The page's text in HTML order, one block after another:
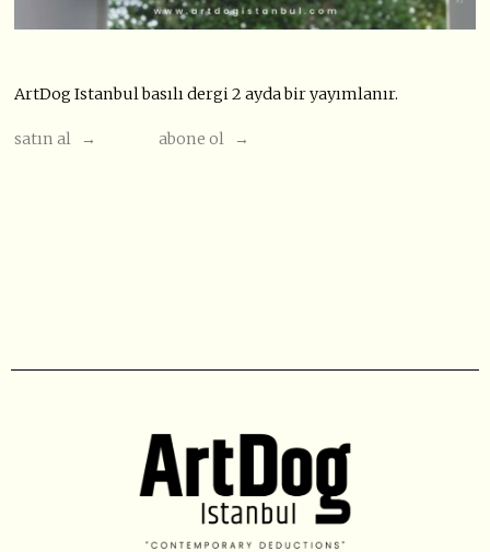
ArtDog Istanbul basılı dergi 2 ayda bir yayımlanır.
satın al → abone ol →